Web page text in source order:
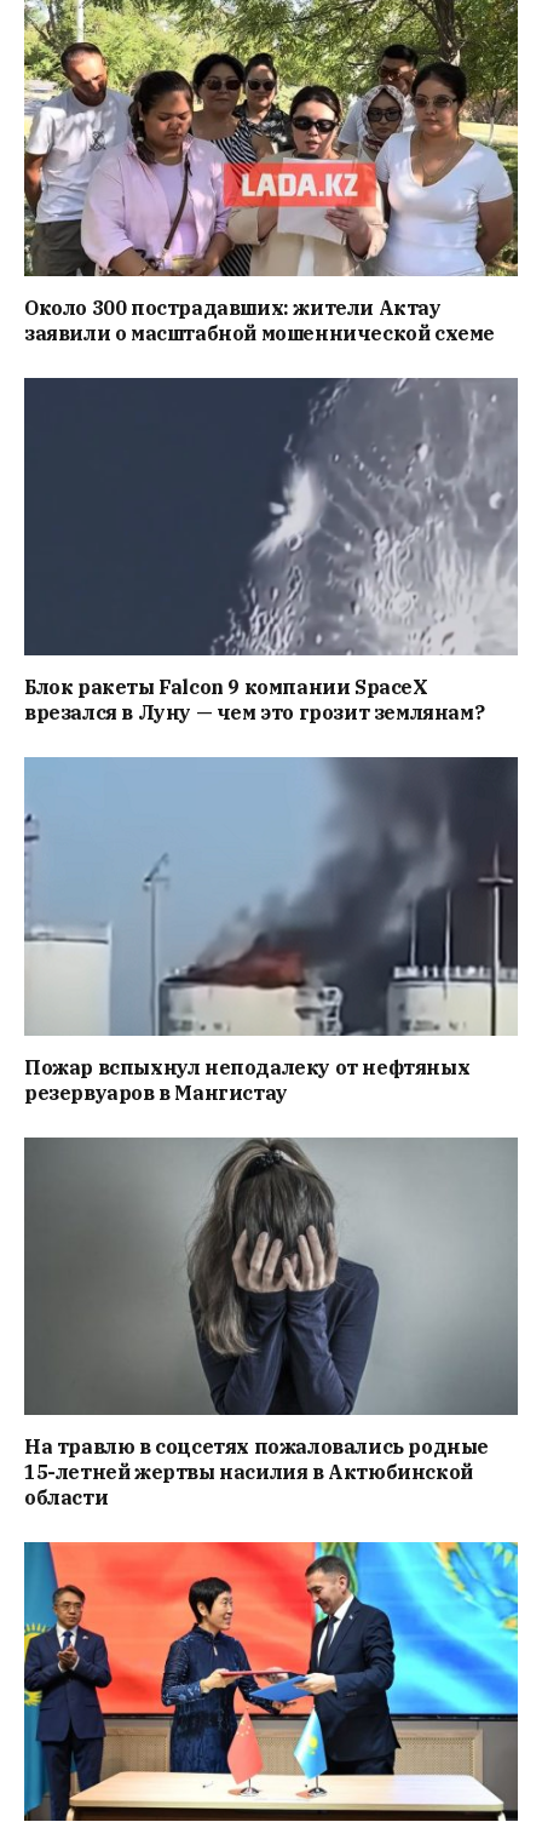
Около 300 пострадавших: жители Актау
заявили о масштабной мошеннической схеме
Блок ракеты Falcon 9 компании SpaceX
врезался в Луну — чем это грозит землянам?
Пожар вспыхнул неподалеку от нефтяных
резервуаров в Мангистау
На травлю в соцсетях пожаловались родные
15-летней жертвы насилия в Актюбинской
области